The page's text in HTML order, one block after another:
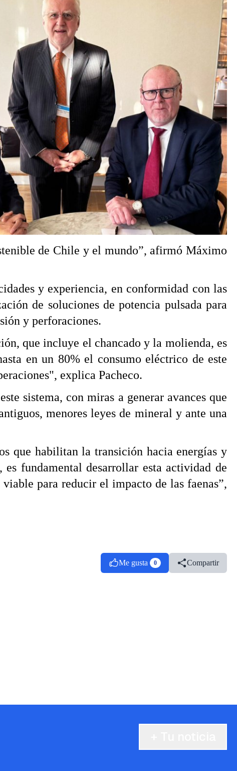
de Chile y el mundo”, afirmó Máximo
y experiencia, en conformidad con las
de soluciones de potencia pulsada para
y perforaciones.
que incluye el chancado y la molienda, es
en un 80% el consumo eléctrico de este
explica Pacheco.
sistema, con miras a generar avances que
menores leyes de mineral y ante una
que habilitan la transición hacia energías y
fundamental desarrollar esta actividad de
para reducir el impacto de las faenas”,
Me gusta 0 Compartir